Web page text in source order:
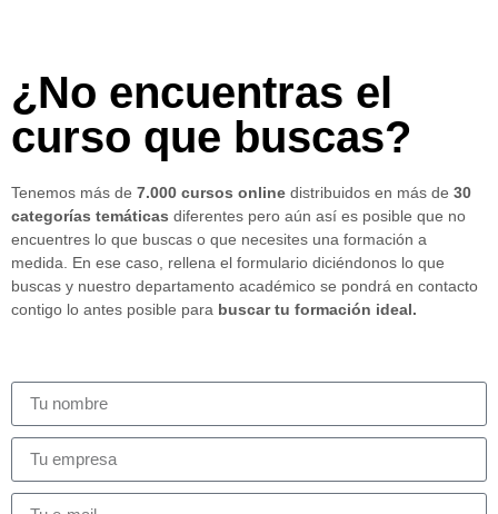
¿No encuentras el
curso que buscas?
Tenemos más de 7.000 cursos online distribuidos en más de 30
categorías temáticas diferentes pero aún así es posible que no
encuentres lo que buscas o que necesites una formación a
medida. En ese caso, rellena el formulario diciéndonos lo que
buscas y nuestro departamento académico se pondrá en contacto
contigo lo antes posible para buscar tu formación ideal.